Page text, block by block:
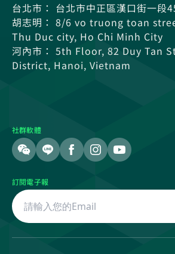
台北市： 台北市中正區漢口街一段
胡志明： 8/6 vo truong toan
Thu Duc city, Ho Chi Minh City
河內市： 5th Floor, 82 Duy Tan
District, Hanoi, Vietnam
社群軟體
訂閱電子報